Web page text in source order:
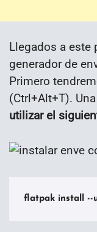
Llegados a este
generador de
Primero
(Ctrl+Alt+T).
utilizar el
flatpak install --